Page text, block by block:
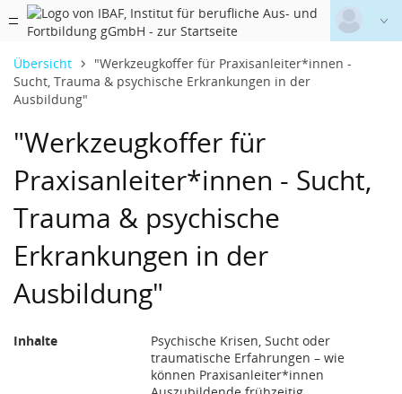
Login
Weiterbildung
Ausbildung
Menügruppe
Projekt & Innovation &
Bildungsurlaub
Tik-Kita
TiK-Schule
Übersicht
"Werkzeugkoffer für Praxisanleiter*innen -
Sucht, Trauma & psychische Erkrankungen in der
Ausbildung"
"Werkzeugkoffer für
Praxisanleiter*innen - Sucht,
Trauma & psychische
Erkrankungen in der
Ausbildung"
Datentabelle mit 1 Zeilen und 16 Spalten
Inhalte
Psychische Krisen, Sucht oder
traumatische Erfahrungen – wie
können Praxisanleiter*innen
2. Dezember 2026 08:15 bis 15:15 Uhr